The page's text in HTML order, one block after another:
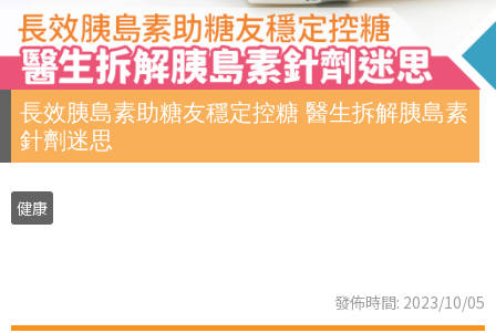
長效胰島素助糖友穩定控糖 醫生拆解胰島素
針劑迷思
健康
發佈時間: 2023/10/05